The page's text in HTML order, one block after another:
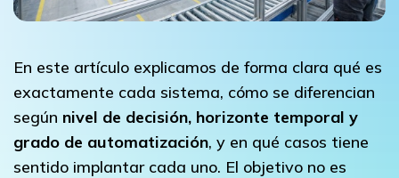
En este artículo explicamos de forma clara qué es
exactamente cada sistema, cómo se diferencian
según nivel de decisión, horizonte temporal y
grado de automatización, y en qué casos tiene
sentido implantar cada uno. El objetivo no es